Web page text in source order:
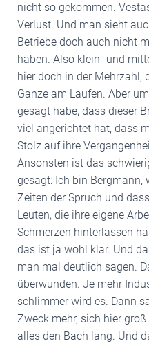
nicht so gekommen.
Verlust. Und man sieht
Betriebe doch auch nicht
haben. Also klein- und
hier doch in der Mehrzahl,
Ganze am Laufen. Aber
gesagt habe, dass dieser
viel angerichtet hat, dass
Stolz auf ihre
Ansonsten ist das
gesagt: Ich bin Bergmann,
Zeiten der Spruch und
Leuten, die ihre eigene
Schmerzen hinterlassen
das ist ja wohl klar. Und
man mal deutlich sagen.
überwunden. Je mehr
schlimmer wird es. Dann
Zweck mehr, sich hier
alles den Bach lang. Und